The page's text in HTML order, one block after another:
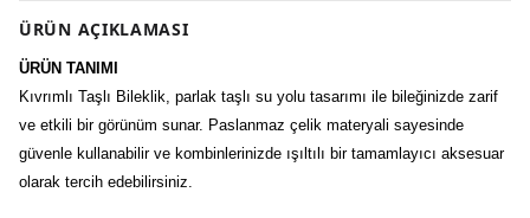
ÜRÜN AÇIKLAMASI
ÜRÜN TANIMI
Kıvrımlı Taşlı Bileklik, parlak taşlı su yolu tasarımı ile bileğinizde zarif
ve etkili bir görünüm sunar. Paslanmaz çelik materyali sayesinde
güvenle kullanabilir ve kombinlerinizde ışıltılı bir tamamlayıcı aksesuar
olarak tercih edebilirsiniz.